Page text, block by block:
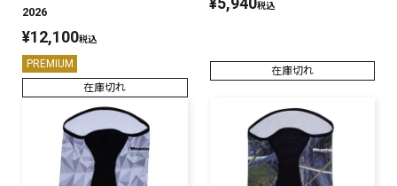
2026
¥12,100税込
PREMIUM
在庫切れ
税込
在庫切れ